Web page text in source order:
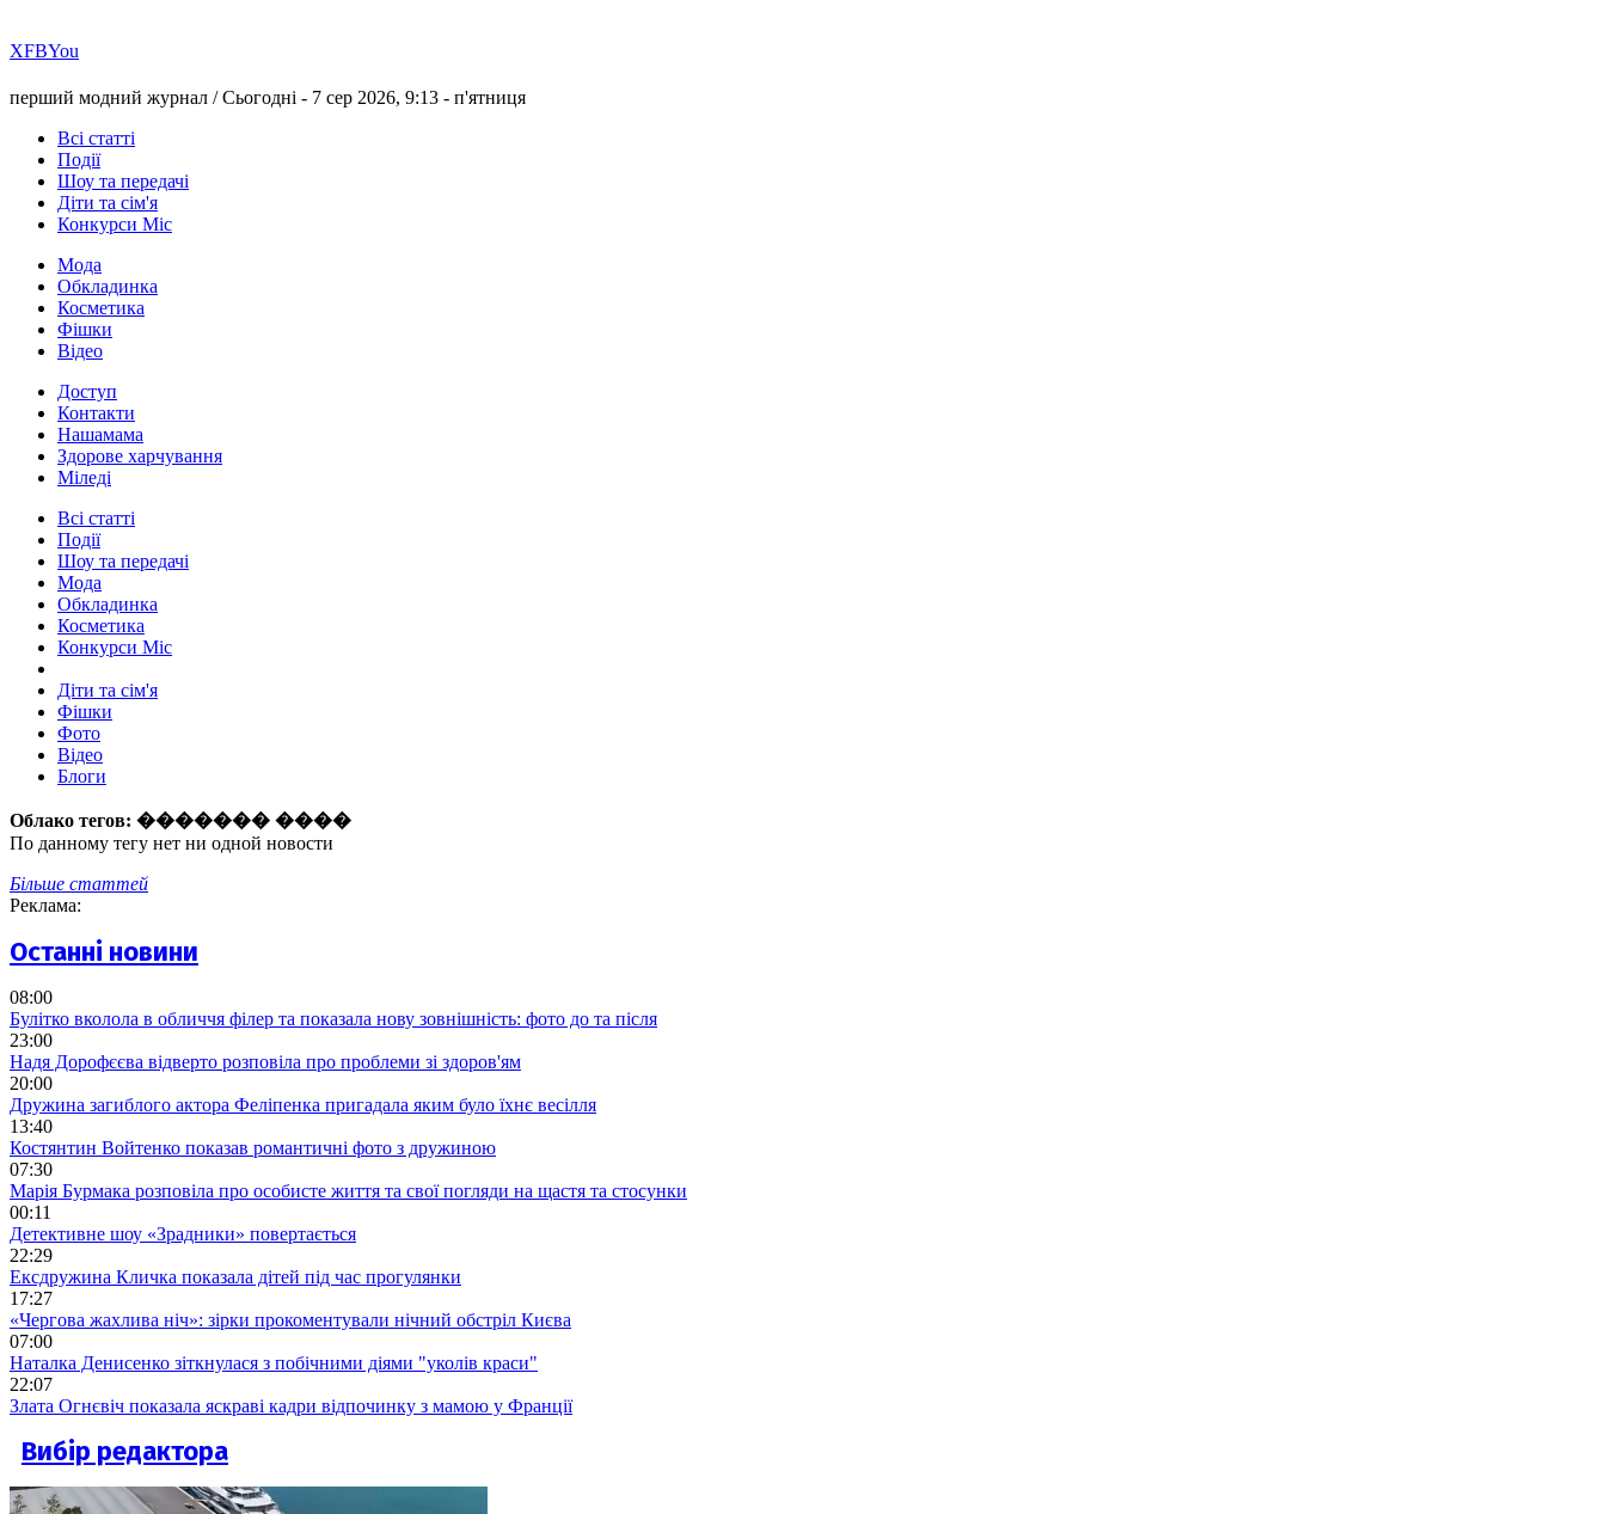
ХFBYou
перший модний журнал /Сьогодні - 7 сер 2026, 9:13 - п'ятниця
Всі статті
Події
Шоу та передачі
Діти та сім'я
Конкурси Міс
Мода
Обкладинка
Косметика
Фішки
Відео
Доступ
Контакти
Нашамама
Здорове харчування
Міледі
Всі статті
Події
Шоу та передачі
Мода
Обкладинка
Косметика
Конкурси Міс
Діти та сім'я
Фішки
Фото
Відео
Блоги
Облако тегов: ������� ����
По данному тегу нет ни одной новости
Більше статтей
Реклама:
Останні новини
08:00
Булітко вколола в обличчя філер та показала нову зовнішність: фото до та після
23:00
Надя Дорофєєва відверто розповіла про проблеми зі здоров'ям
20:00
Дружина загиблого актора Феліпенка пригадала яким було їхнє весілля
13:40
Костянтин Войтенко показав романтичні фото з дружиною
07:30
Марія Бурмака розповіла про особисте життя та свої погляди на щастя та стосунки
00:11
Детективне шоу «Зрадники» повертається
22:29
Ексдружина Кличка показала дітей під час прогулянки
17:27
«Чергова жахлива ніч»: зірки прокоментували нічний обстріл Києва
07:00
Наталка Денисенко зіткнулася з побічними діями "уколів краси"
22:07
Злата Огнєвіч показала яскраві кадри відпочинку з мамою у Франції
Вибір редактора